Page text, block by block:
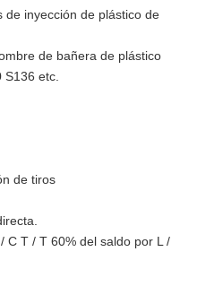
de inyección de plástico de
de bañera de plástico
S136 etc.
de tiros
C T / T 60% del saldo por L /